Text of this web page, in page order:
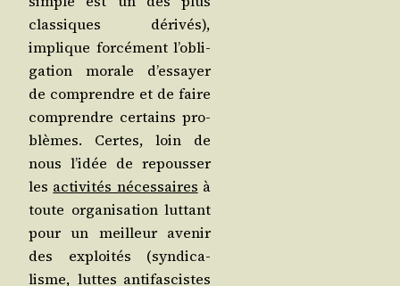
clas­siques déri­vés),
implique for­cé­ment l’o­bli­
ga­tion morale d’es­sayer
de com­prendre et de faire
com­prendre cer­tains pro­
blèmes. Certes, loin de
nous l’i­dée de repous­ser
les acti­vi­tés néces­saires à
toute orga­ni­sa­tion lut­tant
pour un meilleur ave­nir
des exploi­tés (syn­di­ca­
lisme, luttes anti­fas­cistes